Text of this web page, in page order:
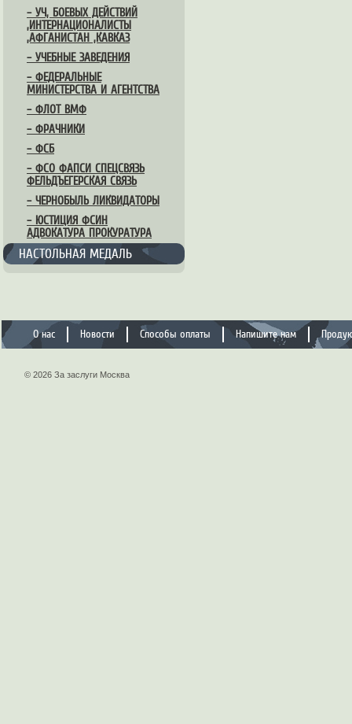
– УЧ, БОЕВЫХ ДЕЙСТВИЙ
,ИНТЕРНАЦИОНАЛИСТЫ
,АФГАНИСТАН ,КАВКАЗ
– УЧЕБНЫЕ ЗАВЕДЕНИЯ
– ФЕДЕРАЛЬНЫЕ
МИНИСТЕРСТВА И АГЕНТСТВА
– ФЛОТ ВМФ
– ФРАЧНИКИ
– ФСБ
– ФСО ФАПСИ СПЕЦСВЯЗЬ
ФЕЛЬДЪЕГЕРСКАЯ СВЯЗЬ
– ЧЕРНОБЫЛЬ ЛИКВИДАТОРЫ
– ЮСТИЦИЯ ФСИН
АДВОКАТУРА ПРОКУРАТУРА
НАСТОЛЬНАЯ МЕДАЛЬ
О нас Новости Способы оплаты Напишите нам
© 2026 За заслуги Москва